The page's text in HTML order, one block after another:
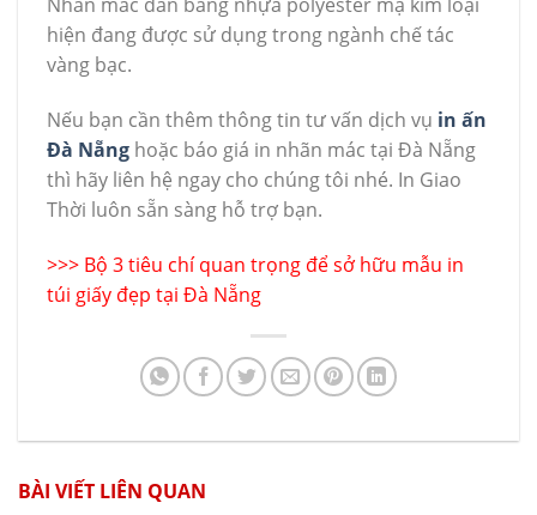
hiện đang được sử dụng trong ngành chế tác
vàng bạc.
Nếu bạn cần thêm thông tin tư vấn dịch vụ in ấn
Đà Nẵng hoặc báo giá in nhãn mác tại Đà Nẵng
thì hãy liên hệ ngay cho chúng tôi nhé. In Giao
Thời luôn sẵn sàng hỗ trợ bạn.
>>> Bộ 3 tiêu chí quan trọng để sở hữu mẫu in
túi giấy đẹp tại Đà Nẵng
BÀI VIẾT LIÊN QUAN